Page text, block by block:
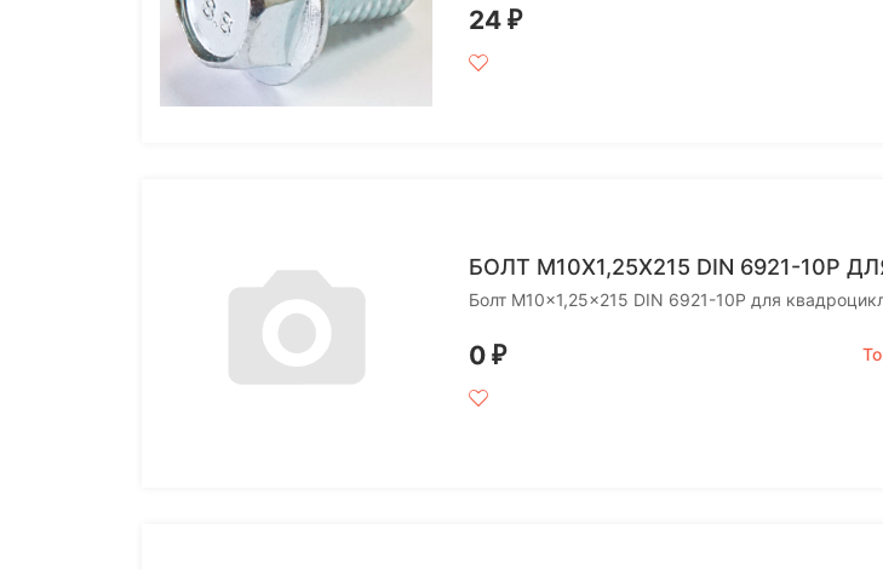
24 ₽
БОЛТ M10X1,25X215 DIN 6921-10P
Болт M10x1,25x215 DIN 6921-10P для
0 ₽